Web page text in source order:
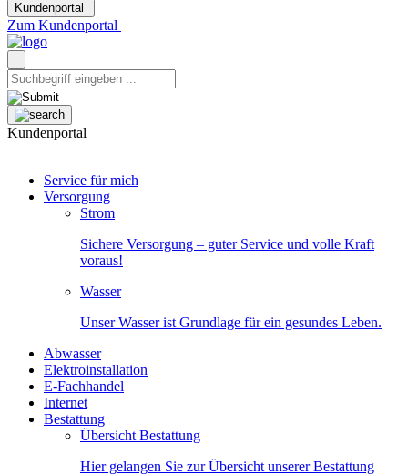
Kundenportal
Zum Kundenportal
Kundenportal
Service für mich
Versorgung
Strom
Sichere Versorgung – guter Service und volle Kraft
voraus!
Wasser
Unser Wasser ist Grundlage für ein gesundes Leben.
Abwasser
Elektroinstallation
E-Fachhandel
Internet
Bestattung
Übersicht Bestattung
Hier gelangen Sie zur Übersicht unserer Bestattung